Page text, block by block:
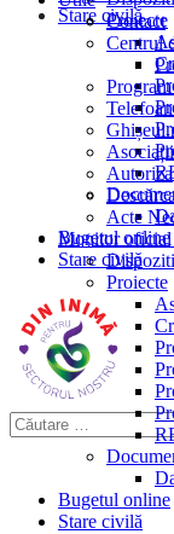
Stare civilă
Proiecte
Bugetul online
Stare civilă
Contact
Centrul
Acte
Monitor oficial
Proiecte
Bugetul online
Stare civilă